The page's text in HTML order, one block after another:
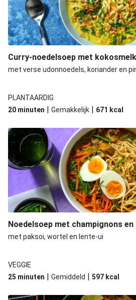
Curry-noedelsoep met kokosmelk
met verse udonnoedels, koriander en
PLANTAARDIG
20 minuten | Gemakkelijk | 671 kcal
Noedelsoep met champignons
met paksoi, wortel en lente-ui
VEGGIE
25 minuten | Gemiddeld | 597 kcal